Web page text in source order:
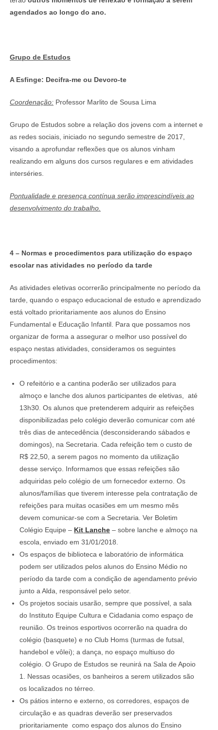
agendados ao longo do ano.
Grupo de Estudos
A Esfinge: Decifra-me ou Devoro-te
Coordenação: Professor Marlito de Sousa Lima
Grupo de Estudos sobre a relação dos jovens com a internet e
as redes sociais, iniciado no segundo semestre de 2017,
visando a aprofundar reflexões que os alunos vinham
realizando em alguns dos cursos regulares e em atividades
interséries.
Pontualidade e presença contínua serão imprescindíveis ao
desenvolvimento do trabalho.
4 – Normas e procedimentos para utilização do espaço
escolar nas atividades no período da tarde
As atividades eletivas ocorrerão principalmente no período da
tarde, quando o espaço educacional de estudo e aprendizado
está voltado prioritariamente aos alunos do Ensino
Fundamental e Educação Infantil. Para que possamos nos
organizar de forma a assegurar o melhor uso possível do
espaço nestas atividades, consideramos os seguintes
procedimentos:
O refeitório e a cantina poderão ser utilizados para
almoço e lanche dos alunos participantes de eletivas, até
13h30. Os alunos que pretenderem adquirir as refeições
disponibilizadas pelo colégio deverão comunicar com até
três dias de antecedência (desconsiderando sábados e
domingos), na Secretaria. Cada refeição tem o custo de
R$ 22,50, a serem pagos no momento da utilização
desse serviço. Informamos que essas refeições são
adquiridas pelo colégio de um fornecedor externo. Os
alunos/famílias que tiverem interesse pela contratação de
refeições para muitas ocasiões em um mesmo mês
devem comunicar-se com a Secretaria. Ver Boletim
Colégio Equipe – Kit Lanche – sobre lanche e almoço na
escola, enviado em 31/01/2018.
Os espaços de biblioteca e laboratório de informática
podem ser utilizados pelos alunos do Ensino Médio no
período da tarde com a condição de agendamento prévio
junto a Alda, responsável pelo setor.
Os projetos sociais usarão, sempre que possível, a sala
do Instituto Equipe Cultura e Cidadania como espaço de
reunião. Os treinos esportivos ocorrerão na quadra do
colégio (basquete) e no Club Homs (turmas de futsal,
handebol e vôlei); a dança, no espaço multiuso do
colégio. O Grupo de Estudos se reunirá na Sala de Apoio
1. Nessas ocasiões, os banheiros a serem utilizados são
os localizados no térreo.
Os pátios interno e externo, os corredores, espaços de
circulação e as quadras deverão ser preservados
prioritariamente como espaço dos alunos do Ensino